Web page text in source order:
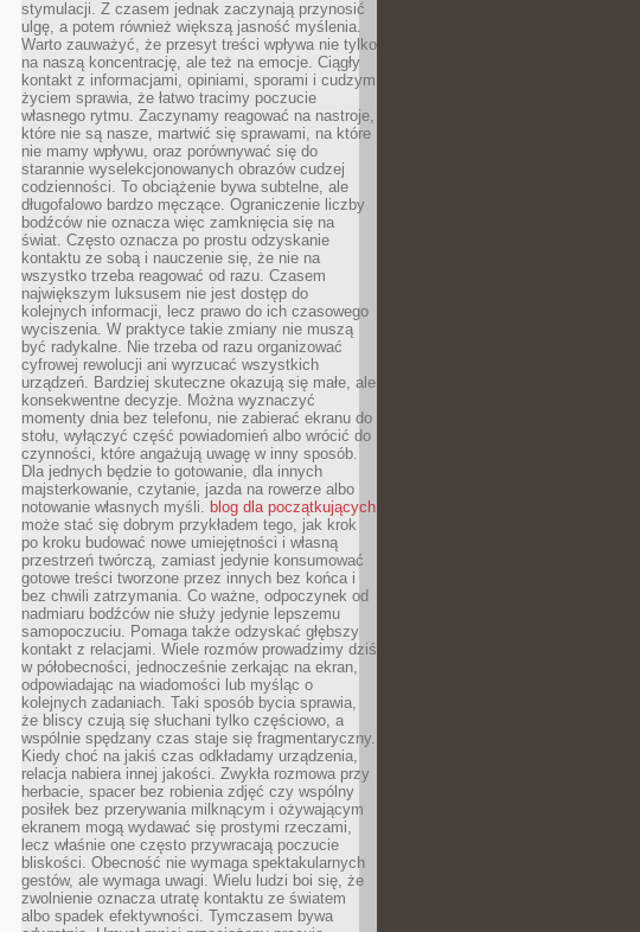
stymulacji. Z czasem jednak zaczynają przynosić
ulgę, a potem również większą jasność myślenia.
Warto zauważyć, że przesyt treści wpływa nie tylko
na naszą koncentrację, ale też na emocje. Ciągły
kontakt z informacjami, opiniami, sporami i cudzym
życiem sprawia, że łatwo tracimy poczucie
własnego rytmu. Zaczynamy reagować na nastroje,
które nie są nasze, martwić się sprawami, na które
nie mamy wpływu, oraz porównywać się do
starannie wyselekcjonowanych obrazów cudzej
codzienności. To obciążenie bywa subtelne, ale
długofalowo bardzo męczące. Ograniczenie liczby
bodźców nie oznacza więc zamknięcia się na
świat. Często oznacza po prostu odzyskanie
kontaktu ze sobą i nauczenie się, że nie na
wszystko trzeba reagować od razu. Czasem
największym luksusem nie jest dostęp do
kolejnych informacji, lecz prawo do ich czasowego
wyciszenia. W praktyce takie zmiany nie muszą
być radykalne. Nie trzeba od razu organizować
cyfrowej rewolucji ani wyrzucać wszystkich
urządzeń. Bardziej skuteczne okazują się małe, ale
konsekwentne decyzje. Można wyznaczyć
momenty dnia bez telefonu, nie zabierać ekranu do
stołu, wyłączyć część powiadomień albo wrócić do
czynności, które angażują uwagę w inny sposób.
Dla jednych będzie to gotowanie, dla innych
majsterkowanie, czytanie, jazda na rowerze albo
notowanie własnych myśli. blog dla początkujących
może stać się dobrym przykładem tego, jak krok
po kroku budować nowe umiejętności i własną
przestrzeń twórczą, zamiast jedynie konsumować
gotowe treści tworzone przez innych bez końca i
bez chwili zatrzymania. Co ważne, odpoczynek od
nadmiaru bodźców nie służy jedynie lepszemu
samopoczuciu. Pomaga także odzyskać głębszy
kontakt z relacjami. Wiele rozmów prowadzimy dziś
w półobecności, jednocześnie zerkając na ekran,
odpowiadając na wiadomości lub myśląc o
kolejnych zadaniach. Taki sposób bycia sprawia,
że bliscy czują się słuchani tylko częściowo, a
wspólnie spędzany czas staje się fragmentaryczny.
Kiedy choć na jakiś czas odkładamy urządzenia,
relacja nabiera innej jakości. Zwykła rozmowa przy
herbacie, spacer bez robienia zdjęć czy wspólny
posiłek bez przerywania milknącym i ożywającym
ekranem mogą wydawać się prostymi rzeczami,
lecz właśnie one często przywracają poczucie
bliskości. Obecność nie wymaga spektakularnych
gestów, ale wymaga uwagi. Wielu ludzi boi się, że
zwolnienie oznacza utratę kontaktu ze światem
albo spadek efektywności. Tymczasem bywa